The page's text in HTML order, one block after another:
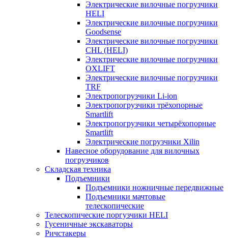
Электрические вилочные погрузчики
HELI
Электрические вилочные погрузчики
Goodsense
Электрические вилочные погрузчики
CHL (HELI)
Электрические вилочные погрузчики
OXLIFT
Электрические вилочные погрузчики
TRF
Электропогрузчики Li-ion
Электропогрузчики трёхопорные
Smartlift
Электропогрузчики четырёхопорные
Smartlift
Электрические погрузчики Xilin
Навесное оборудование для вилочных
погрузчиков
Складская техника
Подъемники
Подъемники ножничные передвижные
Подъемники мачтовые
телескопические
Телескопические поргузчики HELI
Гусеничные экскаваторы
Ричстакеры